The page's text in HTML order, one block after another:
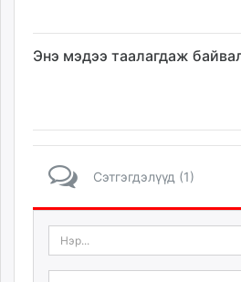
Энэ мэдээ таалагдаж
Сэтгэгдэлүүд (1)